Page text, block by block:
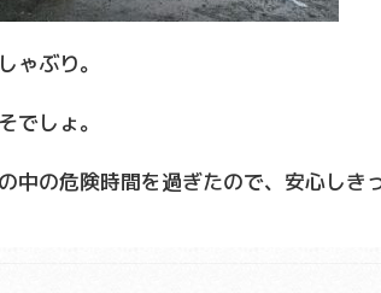
ゃぶり。
でしょ。
中の危険時間を過ぎたので、安心しき